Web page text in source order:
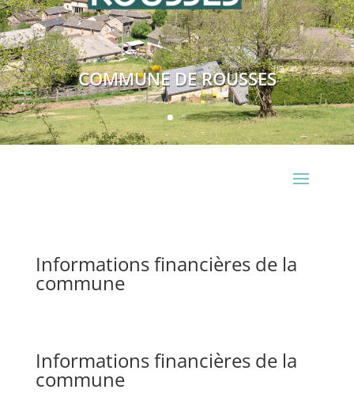
COMMUNE DE ROUSSES
Informations financières de la
commune
Informations financières de la
commune